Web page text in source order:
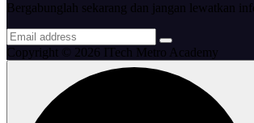
Bergabunglah sekarang dan jangan lewatkan
Copyright © 2026 ITech Metro Academy